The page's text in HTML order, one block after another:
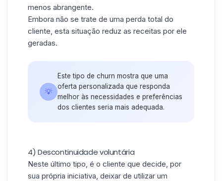
menos abrangente.
Embora não se trate de uma perda total do
cliente, esta situação reduz as receitas por ele
geradas.
💡
Este tipo de churn mostra que uma
oferta personalizada que responda
melhor às necessidades e preferências
dos clientes seria mais adequada.
4) Descontinuidade voluntária
Neste último tipo, é o cliente que decide, por
sua própria iniciativa, deixar de utilizar um